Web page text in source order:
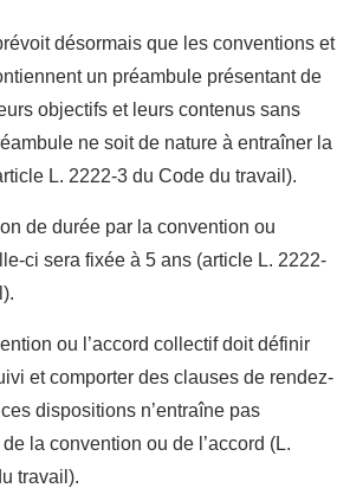
désormais que les conventions et
un préambule présentant de
objectifs et leurs contenus sans
ne soit de nature à entraîner la
L. 2222-3 du Code du travail).
de durée par la convention ou
ci sera fixée à 5 ans (article L. 2222-
ou l’accord collectif doit définir
et comporter des clauses de rendez-
dispositions n’entraîne pas
la convention ou de l’accord (L.
travail).